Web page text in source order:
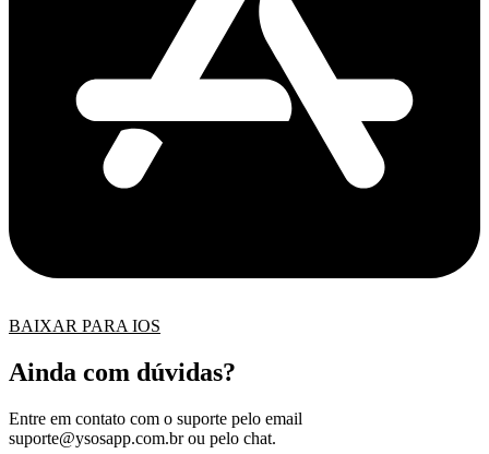
BAIXAR PARA IOS
Ainda com dúvidas?
Entre em contato com o suporte pelo email
suporte@ysosapp.com.brou pelo chat.